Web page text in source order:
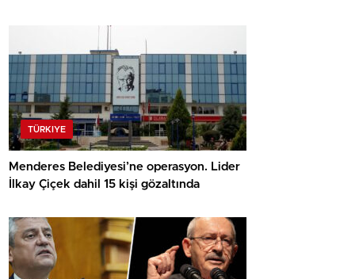
TÜRKIYE
Menderes Belediyesi’ne operasyon. Lider
İlkay Çiçek dahil 15 kişi gözaltında